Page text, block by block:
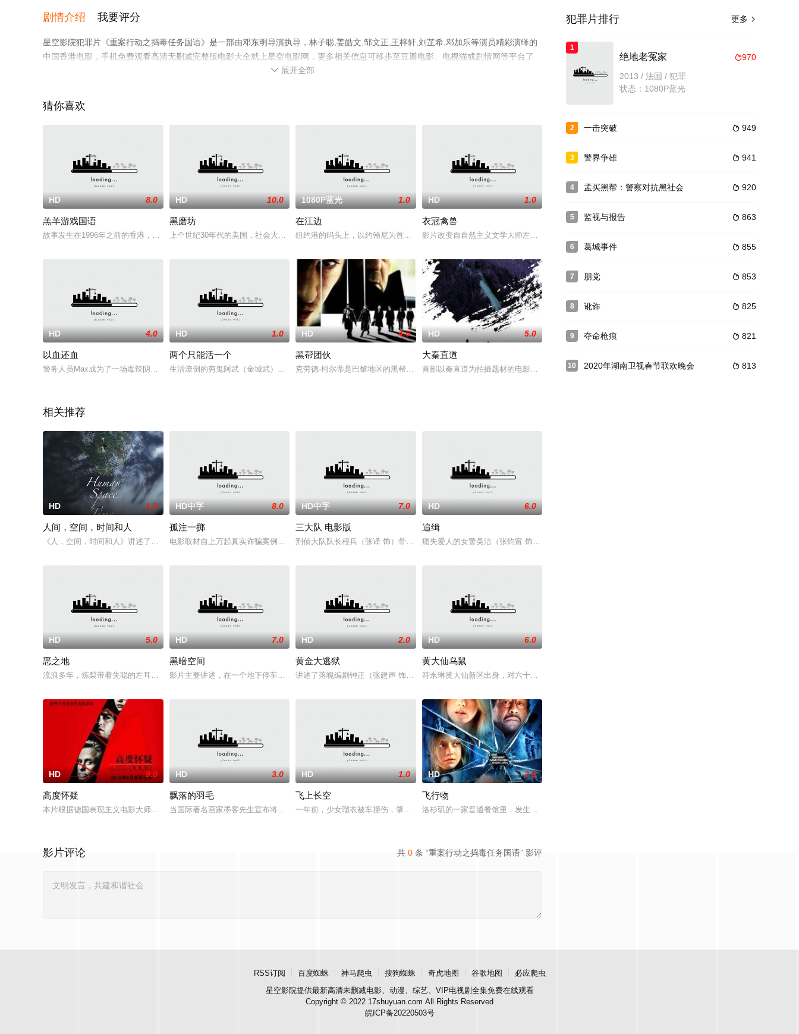
剧情介绍 我要评分
星空影院犯罪片《重案行动之捣毒任务国语》是一部由邓东明导演执导，林子聪,姜皓文,邹文正,王梓轩,刘芷希,邓加乐等演员精彩演绎的
中国香港电影，手机免费观看高清无删减完整版电影大全就上星空电影网，更多相关信息可移步至豆瓣电影、电视猫或剧情网等平台了
 展开全部
猜你喜欢
HD 8.0
羔羊游戏国语
故事发生在1996年之前的香港，女主雪莉在自己的婚礼现场遭遇劫匪挟持，并目睹丈夫死于匪徒枪下。无法走出阴霾的她
HD 10.0
黑磨坊
上个世纪30年代的美国，社会大萧条的沮丧无处不在，在一家地下酒吧里，却有着两个天才的表演者--俱乐部最引人注目
1080P蓝光 1.0
在江边
纽约港的码头上，以约翰尼为首的黑社会势力无情地压迫着码头工人们。曾经是拳击手的特里（马龙·白兰度MarlonB
HD 1.0
衣冠禽兽
影片改变自自然主义文学大师左拉的小说《衣冠禽兽》，描写火车司机雅克·朗蒂尔诞生在一个酗酒的家族，他
HD 4.0
以血还血
警务人员Max成为了一场毒辣阴谋中的牺牲品，被他的前同事恩斯特判处监禁十二个月。\r\n身陷囹圄，火爆脾气暴躁
HD 1.0
两个只能活一个
生活潦倒的穷鬼阿武（金城武）某次因为赌博被人殴打至重伤后，开始把生命看得一文不值，拿命赌命以八万元代价接了一宗
HD 4.0
黑帮团伙
克劳德·柯尔蒂是巴黎地区的黑帮教父，他统治夜总会等声色场所，参与贩毒、伪钞交易、汽车走私等勾当。他手下的弗兰克
HD 5.0
大秦直道
首部以秦直道为拍摄题材的电影《大秦直道》在黄陵国家森林公园开拍。电影以发生在秦直道上的一段离奇护
相关推荐
HD 1.0
人间，空间，时间和人
《人，空间，时间和人》讲述了一艘老军舰上不同年龄和职业的人之间发生的故事， 强奸，谋杀，兵变， 金基德没有给予
HD中字 8.0
孤注一掷
电影取材自上万起真实诈骗案例，境外网络诈骗全产业链骇人内幕将在大银幕上首度被揭秘。程序员潘生（张艺兴 饰）、模
HD中字 7.0
三大队 电影版
刑侦大队队长程兵（张译 饰）带领的三大队在办理一起恶性案件的过程中导致嫌犯之一意外死亡，被判入狱。出狱后依然坚
HD 6.0
追缉
痛失爱人的女警吴洁（张钧甯 饰）在自杀前一刻偶遇一起杀人案件，案件中的女性水流尸被挖除心脏、切下无
HD 5.0
恶之地
流浪多年，炼梨带着失聪的左耳回到故乡大阪。为了生存，她加入犯罪集团，担任诈欺行动的操盘手。弟弟甫出狱即故态复萌
HD 7.0
黑暗空间
影片主要讲述，在一个地下停车场，两个蒙面男人抓住了一个年轻漂亮的女子——肖筱，亿万富翁的女儿。他们绑架了她到了
HD 2.0
黄金大逃狱
讲述了落魄编剧钟正（张建声 饰）孤身涉险进入赤浪湾监狱，寻找祖辈宝藏的故事。在监狱中，他一方面遭遇到狱霸大彪哥
HD 6.0
黄大仙乌鼠
符永琳黄大仙新区出身，对六十年代显赫一时之雷洛总华探长非常仰慕，符投身警队迅速由“黑脚”升至督察。
HD 9.0
高度怀疑
本片根据德国表现主义电影大师弗列兹·郎1956年的同名电影改编而成。\r电视记者希杰·尼古拉斯（杰西·麦特卡尔
HD 3.0
飘落的羽毛
当国际著名画家墨客先生宣布将自己的油画作品“飘落的羽毛”所拍得的巨额画款全部捐给西南边陲小镇勐缅时，同仁们对此
HD 1.0
飞上长空
一年前，少女瑠衣被车撞伤，肇事者潜逃无踪，而她则失去了光明。瑠衣一直没能从失明的打击中站起来，也不去康复中心，
HD 2.0
飞行物
洛杉矶的一家普通餐馆里，发生了一件混乱的枪击案。案件的幸存者们，此后开始对这个世界产生怀疑，觉得
共 0 条 “重案行动之捣毒任务国语” 影评
影片评论
更多 
犯罪片排行
1
970
绝地老冤家
2013 / 法国 / 犯罪
状态：1080P蓝光
2  949
一击突破
3  941
警界争雄
4  920
孟买黑帮：警察对抗黑社会
5  863
监视与报告
6  855
葛城事件
7  853
朋党
8  825
讹诈
9  821
夺命枪痕
10  813
2020年湖南卫视春节联欢晚会
RSS订阅 百度蜘蛛 神马爬虫 搜狗蜘蛛 奇虎地图 谷歌地图
必应爬虫
星空影院提供最新高清未删减电影、动漫、综艺、VIP电视剧全集免费在线观看
Copyright © 2022 17shuyuan.com All Rights Reserved
皖ICP备20220503号